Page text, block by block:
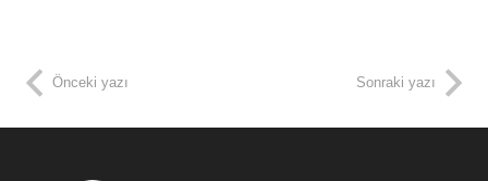
Önceki yazı Sonraki yazı